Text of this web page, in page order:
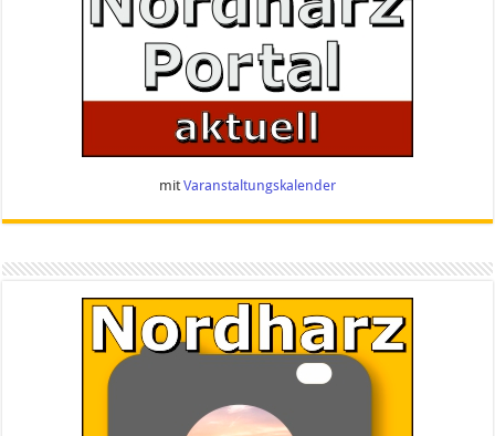
mitVaranstaltungskalender